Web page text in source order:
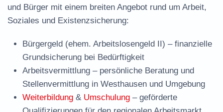
und Bürger mit einem breiten Angebot rund um Arbeit,
Soziales und Existenzsicherung:
Bürgergeld (ehem. Arbeitslosengeld II) – finanzielle
Grundsicherung bei Bedürftigkeit
Arbeitsvermittlung – persönliche Beratung und
Stellenvermittlung in Westhausen und Umgebung
Weiterbildung & Umschulung – geförderte